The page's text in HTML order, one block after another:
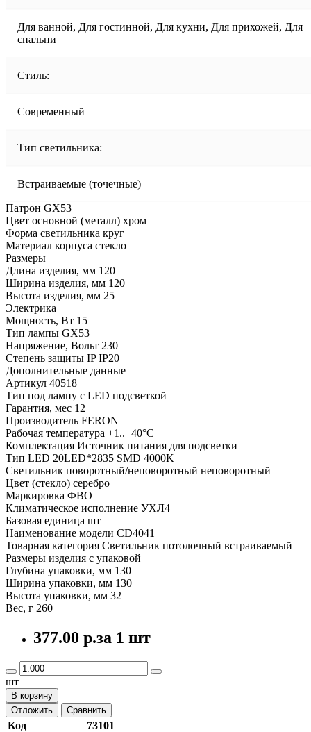
Для ванной, Для гостинной, Для кухни, Для прихожей, Для
спальни
Стиль:
Современный
Тип светильника:
Встраиваемые (точечные)
Патрон GX53
Цвет основной (металл) хром
Форма светильника круг
Материал корпуса стекло
Размеры
Длина изделия, мм 120
Ширина изделия, мм 120
Высота изделия, мм 25
Электрика
Мощность, Вт 15
Тип лампы GX53
Напряжение, Вольт 230
Степень защиты IP IP20
Дополнительные данные
Артикул 40518
Тип под лампу с LED подсветкой
Гарантия, мес 12
Производитель FERON
Рабочая температура +1..+40°C
Комплектация Источник питания для подсветки
Тип LED 20LED*2835 SMD 4000K
Светильник поворотный/неповоротный неповоротный
Цвет (стекло) серебро
Маркировка ФВО
Климатическое исполнение УХЛ4
Базовая единица шт
Наименование модели CD4041
Товарная категория Светильник потолочный встраиваемый
Размеры изделия с упаковой
Глубина упаковки, мм 130
Ширина упаковки, мм 130
Высота упаковки, мм 32
Вес, г 260
377.00 р.за 1 шт
шт
В корзину
Отложить
Сравнить
Код
73101